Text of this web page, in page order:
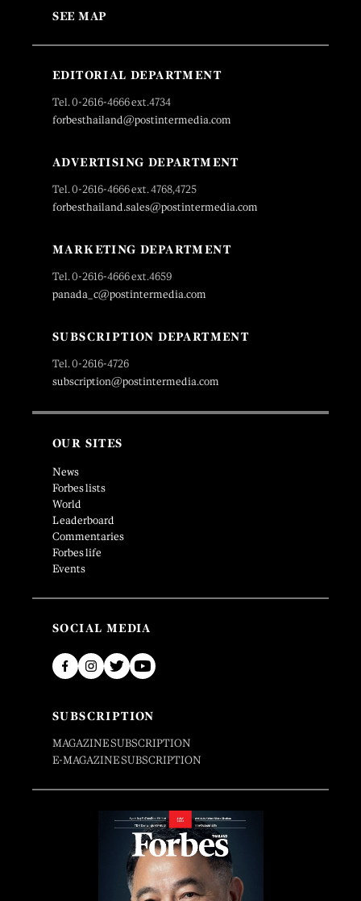
SEE MAP
EDITORIAL DEPARTMENT
Tel. 0-2616-4666 ext.4734
forbesthailand@postintermedia.com
ADVERTISING DEPARTMENT
Tel. 0-2616-4666 ext. 4768,4725
forbesthailand.sales@postintermedia.com
MARKETING DEPARTMENT
Tel. 0-2616-4666 ext.4659
panada_c@postintermedia.com
SUBSCRIPTION DEPARTMENT
Tel. 0-2616-4726
subscription@postintermedia.com
OUR SITES
News
Forbes lists
World
Leaderboard
Commentaries
Forbes life
Events
SOCIAL MEDIA
SUBSCRIPTION
MAGAZINE SUBSCRIPTION
E-MAGAZINE SUBSCRIPTION